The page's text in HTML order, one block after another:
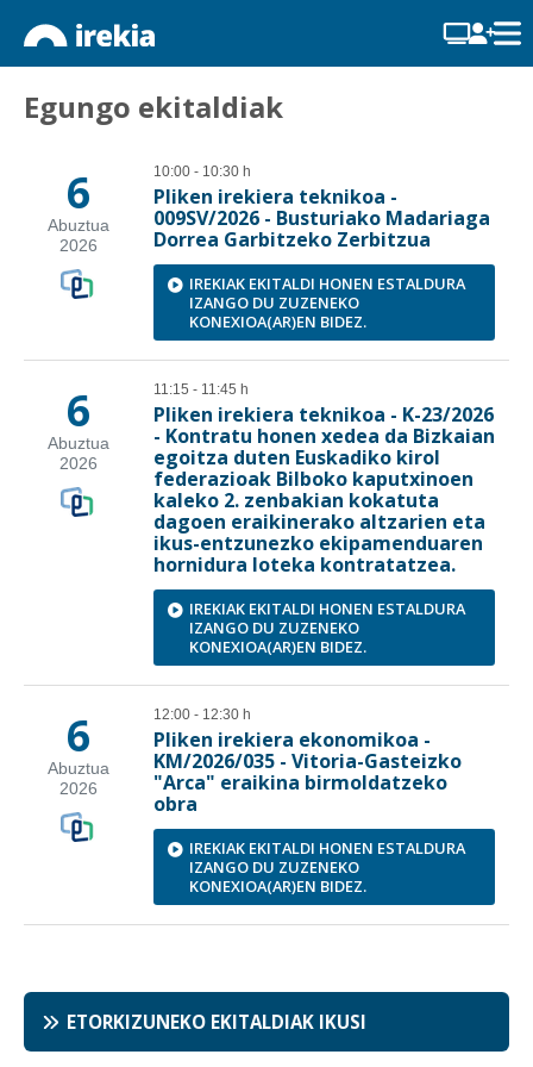
Egungo ekitaldiak
ETORKIZUNEKO EKITALDIAK IKUSI